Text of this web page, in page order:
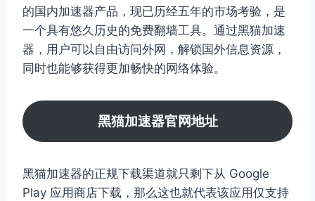
的国内加速器产品，现已历经五年的市场考验，是
一个具有悠久历史的免费翻墙工具。通过黑猫加速
器，用户可以自由访问外网，解锁国外信息资源，
同时也能够获得更加畅快的网络体验。
黑猫加速器官网地址
黑猫加速器的正规下载渠道就只剩下从 Google
Play 应用商店下载，那么这也就代表该应用仅支持